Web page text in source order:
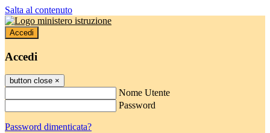
Salta al contenuto
Accedi
Accedi
button close ×
Nome Utente
Password
Password dimenticata?